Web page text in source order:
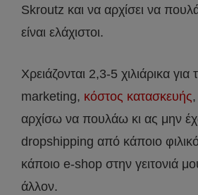
Skroutz και να αρχίσει να
είναι ελάχιστοι.
Χρειάζονται 2,3-5 χιλιάρικα για
marketing, κόστος κατασκευής
αρχίσω να πουλάω κι ας μην
dropshipping από κάποιο
κάποιο e-shop στην γειτονιά
άλλον.